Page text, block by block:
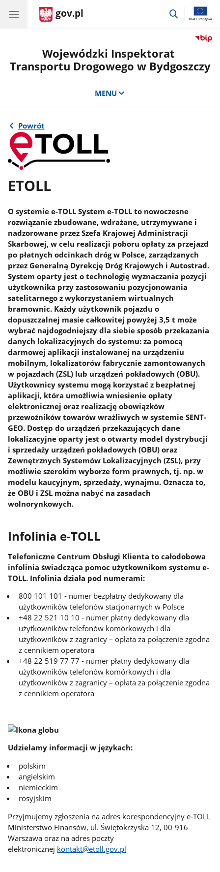
gov.pl
przejdź
Wojewódzki Inspektorat
Transportu Drogowego w Bydgoszczy
MENU
Powrót
ETOLL
O systemie e-TOLL System e-TOLL to nowoczesne
rozwiązanie zbudowane, wdrażane, utrzymywane i
nadzorowane przez Szefa Krajowej Administracji
Skarbowej, w celu realizacji poboru opłaty za przejazd
po płatnych odcinkach dróg w Polsce, zarządzanych
przez Generalną Dyrekcję Dróg Krajowych i Autostrad.
System oparty jest o technologię wyznaczania pozycji
użytkownika przy zastosowaniu pozycjonowania
satelitarnego z wykorzystaniem wirtualnych
bramownic. Każdy użytkownik pojazdu o
dopuszczalnej masie całkowitej powyżej 3,5 t może
wybrać najdogodniejszy dla siebie sposób przekazania
danych lokalizacyjnych do systemu: za pomocą
darmowej aplikacji instalowanej na urządzeniu
mobilnym, lokalizatorów fabrycznie zamontowanych
w pojazdach (ZSL) lub urządzeń pokładowych (OBU).
Użytkownicy systemu mogą korzystać z bezpłatnej
aplikacji, która umożliwia wniesienie opłaty
elektronicznej oraz realizację obowiązków
przewoźników towarów wrażliwych w systemie SENT-
GEO. Dostęp do urządzeń przekazujących dane
lokalizacyjne oparty jest o otwarty model dystrybucji
i sprzedaży urządzeń pokładowych (OBU) oraz
Zewnętrznych Systemów Lokalizacyjnych (ZSL), przy
możliwie szerokim wyborze form prawnych, tj. np. w
modelu kaucyjnym, sprzedaży, wynajmu. Oznacza to,
że OBU i ZSL można nabyć na zasadach
wolnorynkowych.
Infolinia e-TOLL
Telefoniczne Centrum Obsługi Klienta to całodobowa
infolinia świadcząca pomoc użytkownikom systemu e-
TOLL. Infolinia działa pod numerami:
800 101 101 - numer bezpłatny dedykowany dla
użytkowników telefonów stacjonarnych w Polsce
+48 22 521 10 10 - numer płatny dedykowany dla
użytkowników telefonów komórkowych i dla
użytkowników z zagranicy – opłata za połączenie zgodna
z cennikiem operatora
+48 22 519 77 77 - numer płatny dedykowany dla
użytkowników telefonów komórkowych i dla
użytkowników z zagranicy – opłata za połączenie zgodna
z cennikiem operatora
Udzielamy informacji w językach:
polskim
angielskim
niemieckim
rosyjskim
Przyjmujemy zgłoszenia na adres korespondencyjny e-TOLL
Ministerstwo Finansów, ul. Świętokrzyska 12, 00-916
Warszawa oraz na adres poczty
elektronicznej kontakt@etoll.gov.pl